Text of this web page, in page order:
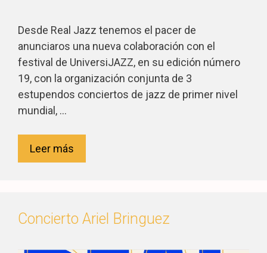
Desde Real Jazz tenemos el pacer de
anunciaros una nueva colaboración con el
festival de UniversiJAZZ, en su edición número
19, con la organización conjunta de 3
estupendos conciertos de jazz de primer nivel
mundial, …
Leer más
Concierto Ariel Bringuez